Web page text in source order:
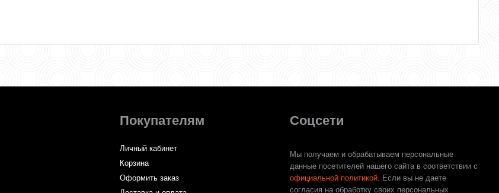
Покупателям
Личный кабинет
Корзина
Оформить заказ
Соцсети
Мы получаем и обрабатываем персональные
данные посетителей нашего сайта в соответствии с
официальной политикой. Если вы не даете
согласия на обработку своих персональных